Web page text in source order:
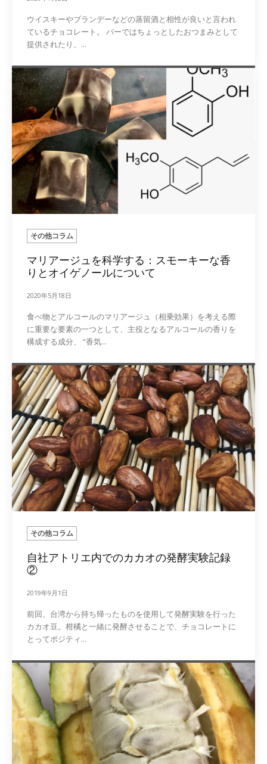
ウイスキーやブランデーなどの蒸留酒と相性が良いと言われ
ているチョコレート。 バーではちょっとしたおつまみとして
提供されたり、...
その他コラム
マリアージュを科学する：スモーキーな香
りとオイゲノールについて
2020年5月18日
食べ物とアルコールのマリアージュ（相乗効果）を考える際
に重要な要素の一つとして、主役となるアルコールの香りを
構成する成分、 “香気...
その他コラム
自社アトリエ内でのカカオの発酵実験記録
②
2019年9月1日
前回、台湾から持ち帰ったものを使用して発酵実験を行った
カカオ豆。柑橘と一緒に発酵させることで、チョコレートに
とってポジティ...